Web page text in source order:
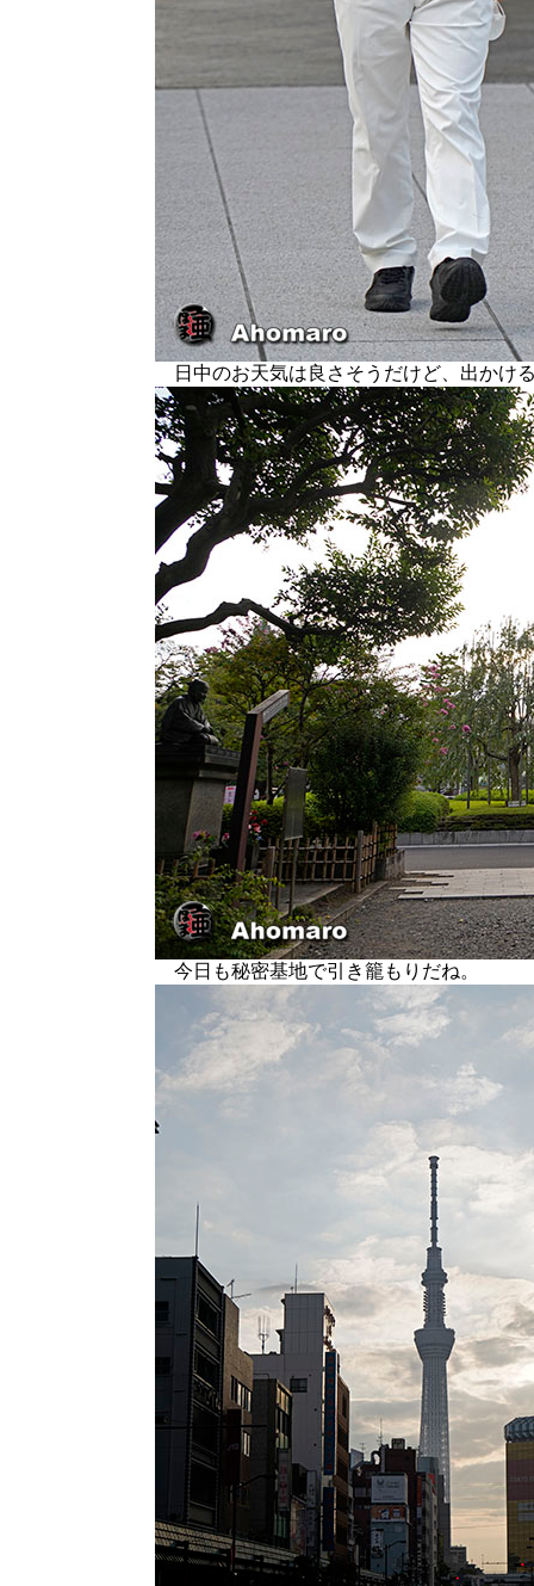
日中のお天気は良さそうだけど、出かけ
今日も秘密基地で引き籠もりだね。